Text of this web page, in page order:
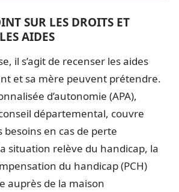
SUR LES DROITS ET
AIDES
il s’agit de recenser les aides
et sa mère peuvent prétendre.
d’autonomie (APA),
départemental, couvre
en cas de perte
situation relève du handicap, la
du handicap (PCH)
auprès de la maison